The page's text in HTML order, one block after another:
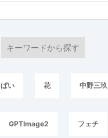
キーワードから探す
い 花 中野三玖
GPTImage2 フェチ